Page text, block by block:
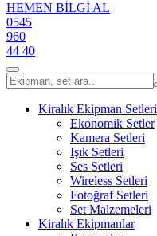
HEMEN BİLGİ AL
0545
960
44 40
Kiralık Ekipman Setleri
Ekonomik Setler
Kamera Setleri
Işık Setleri
Ses Setleri
Wireless Setleri
Fotoğraf Setleri
Set Malzemeleri
Kiralık Ekipmanlar